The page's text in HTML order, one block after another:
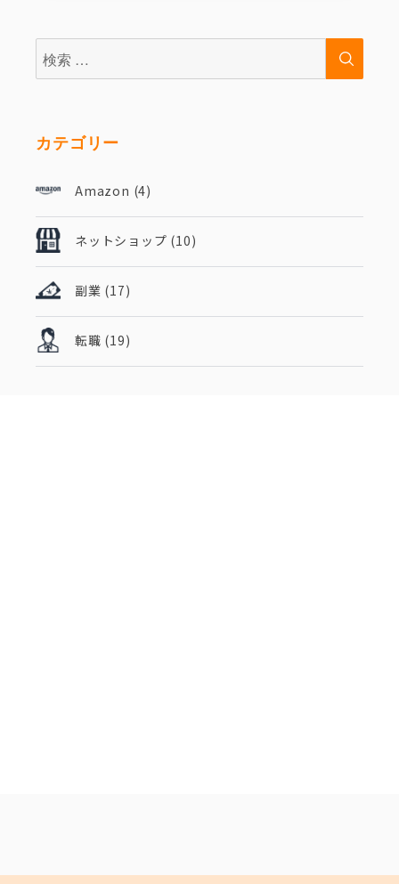
検
索:
検
カテゴリー
Amazon (4)
ネットショップ (10)
副業 (17)
転職 (19)